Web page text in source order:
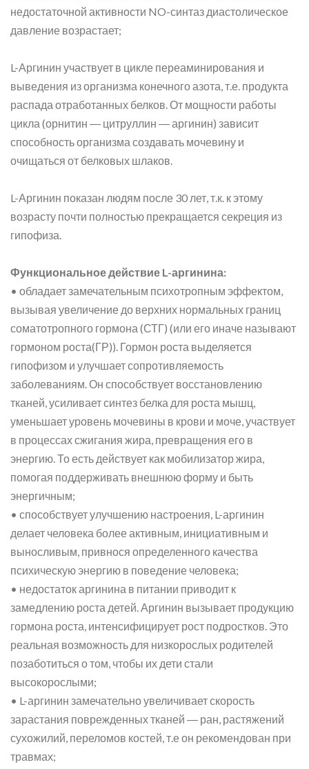
недостаточной активности NO-синтаз диастолическое
давление возрастает;
L-Аргинин участвует в цикле переаминирования и
выведения из организма конечного азота, т.е. продукта
распада отработанных белков. От мощности работы
цикла (орнитин ― цитруллин ― аргинин) зависит
способность организма создавать мочевину и
очищаться от белковых шлаков.
L-Аргинин показан людям после 30 лет, т.к. к этому
возрасту почти полностью прекращается секреция из
гипофиза.
Функциональное действие L-аргинина:
• обладает замечательным психотропным эффектом,
вызывая увеличение до верхних нормальных границ
соматотропного гормона (СТГ) (или его иначе называют
гормоном роста(ГР)). Гормон роста выделяется
гипофизом и улучшает сопротивляемость
заболеваниям. Он способствует восстановлению
тканей, усиливает синтез белка для роста мышц,
уменьшает уровень мочевины в крови и моче, участвует
в процессах сжигания жира, превращения его в
энергию. То есть действует как мобилизатор жира,
помогая поддерживать внешнюю форму и быть
энергичным;
• способствует улучшению настроения, L-аргинин
делает человека более активным, инициативным и
выносливым, привнося определенного качества
психическую энергию в поведение человека;
• недостаток аргинина в питании приводит к
замедлению роста детей. Аргинин вызывает продукцию
гормона роста, интенсифицирует рост подростков. Это
реальная возможность для низкорослых родителей
позаботиться о том, чтобы их дети стали
высокорослыми;
• L-аргинин замечательно увеличивает скорость
зарастания поврежденных тканей ― ран, растяжений
сухожилий, переломов костей, т.е он рекомендован при
травмах;